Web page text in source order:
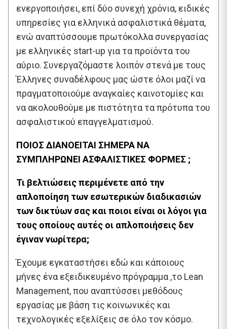
ενεργοποιήσει, επί δύο συνεχή χρόνια, ειδικές
υπηρεσίες για ελληνικά ασφαλιστικά θέματα,
ενώ αναπτύσσουμε πρωτόκολλα συνεργασίας
με ελληνικές start-up για τα προϊόντα του
αύριο. Συνεργαζόμαστε λοιπόν στενά με τους
Έλληνες συναδέλφους μας ώστε όλοι μαζί να
πραγματοποιούμε αναγκαίες καινοτομίες και
να ακολουθούμε με πιστότητα τα πρότυπα του
ασφαλιστικού επαγγελματισμού.
ΠΟΙΟΣ ΔΙΑΝΟΕΙΤΑΙ ΣΗΜΕΡΑ ΝΑ
ΣΥΜΠΛΗΡΩΝΕΙ ΑΣΦΑΛΙΣΤΙΚΕΣ ΦΟΡΜΕΣ ;
Τι βελτιώσεις περιμένετε από την
απλοποίηση των εσωτερικών διαδικασιών
των δικτύων σας και ποιοι είναι οι λόγοι για
τους οποίους αυτές οι απλοποιήσεις δεν
έγιναν νωρίτερα;
Έχουμε εγκαταστήσει εδώ και κάποιους
μήνες ένα εξειδικευμένο πρόγραμμα ,το Lean
Management, που αναπτύσσει μεθόδους
εργασίας με βάση τις κοινωνικές και
τεχνολογικές εξελίξεις σε όλο τον κόσμο.